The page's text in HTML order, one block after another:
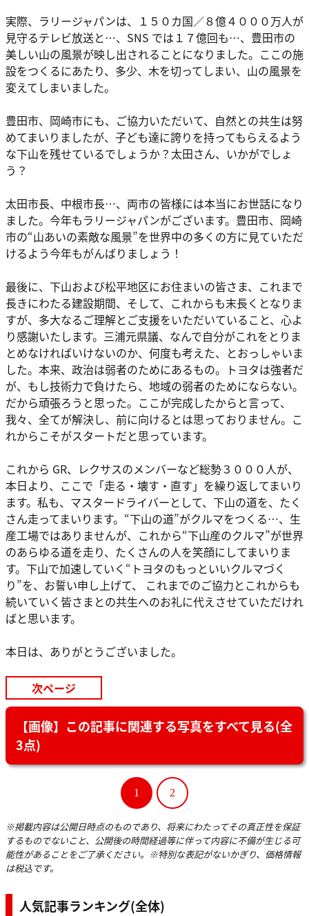
実際、ラリージャパンは、１５０カ国／８億４０００万人が
見守るテレビ放送と…、SNS では１７億回も…、豊田市の
美しい山の風景が映し出されることになりました。ここの施
設をつくるにあたり、多少、木を切ってしまい、山の風景を
変えてしまいました。
豊田市、岡崎市にも、ご協力いただいて、自然との共生は努
めてまいりましたが、子ども達に誇りを持ってもらえるよう
な下山を残せているでしょうか？太田さん、いかがでしょ
う？
太田市長、中根市長…、両市の皆様には本当にお世話になり
ました。今年もラリージャパンがございます。豊田市、岡崎
市の“山あいの素敵な風景”を世界中の多くの方に見ていただ
けるよう今年もがんばりましょう！
最後に、下山および松平地区にお住まいの皆さま、これまで
長きにわたる建設期間、そして、これからも末長くとなりま
すが、多大なるご理解とご支援をいただいていること、心よ
り感謝いたします。三浦元県議、なんで自分がこれをとりま
とめなければいけないのか、何度も考えた、とおっしゃいま
した。本来、政治は弱者のためにあるもの。トヨタは強者だ
が、もし技術力で負けたら、地域の弱者のためにならない。
だから頑張ろうと思った。ここが完成したからと言って、
我々、全てが解決し、前に向けるとは思っておりません。こ
れからこそがスタートだと思っています。
これから GR、レクサスのメンバーなど総勢３０００人が、
本日より、ここで「走る・壊す・直す」を繰り返してまいり
ます。私も、マスタードライバーとして、下山の道を、たく
さん走ってまいります。“下山の道”がクルマをつくる…、生
産工場ではありませんが、これから“下山産のクルマ”が世界
のあらゆる道を走り、たくさんの人を笑顔にしてまいりま
す。下山で加速していく“トヨタのもっといいクルマづく
り”を、お誓い申し上げて、 これまでのご協力とこれからも
続いていく皆さまとの共生へのお礼に代えさせていただけれ
ばと思います。
本日は、ありがとうございました。
次ページ
【画像】この記事に関連する写真をすべて見る(全
3点)
1 2
※掲載内容は公開日時点のものであり、将来にわたってその真正性を保証
するものでないこと、公開後の時間経過等に伴って内容に不備が生じる可
能性があることをご了承ください。※特別な表記がないかぎり、価格情報
は税込です。
人気記事ランキング(全体)